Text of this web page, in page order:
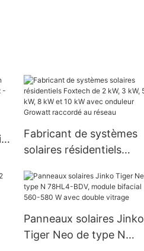
Fabricant de systèmes
solaires résidentiels
kW, 8 kW et 10 kW avec
onduleur Growatt
raccordé au réseau
Panneaux solaires Jinko
Tiger Neo de type N